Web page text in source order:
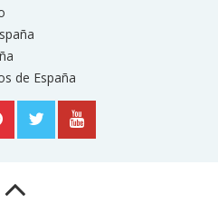
de España